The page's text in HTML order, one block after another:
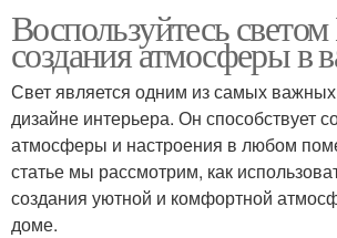
Воспользуйтесь
создания атмосферы в
Свет является одним из самых
дизайне интерьера. Он способствует
атмосферы и настроения в любом
статье мы рассмотрим, как
создания уютной и комфортной
доме.